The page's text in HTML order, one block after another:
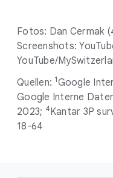
Fotos: Dan Cermak
Screenshots:
YouTube/
Quellen: 1Google
Google Interne
2023; 4Kantar 3P
18-64